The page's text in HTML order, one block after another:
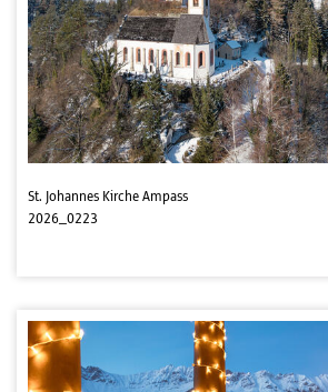
St. Johannes Kirche Ampass
2026_0223